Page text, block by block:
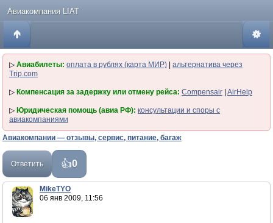
Авиакомпания LIAT
▷ Авиабилеты: оплата в рублях (карта МИР)
альтернатива через
Trip.com
▷ Компенсация за задержку или отмену рейса: Compensair AirHelp
▷ Юридическая помощь (авиа РФ): консультации и споры с
авиакомпаниями
Авиакомпании — отзывы, сервис, питание, багаж
Ответить 0
MikeTYO
06 янв 2009, 11:56